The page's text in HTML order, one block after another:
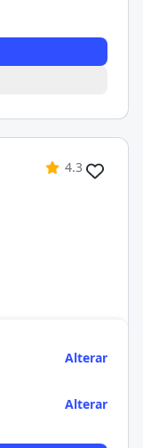
4.3
Alterar
Alterar